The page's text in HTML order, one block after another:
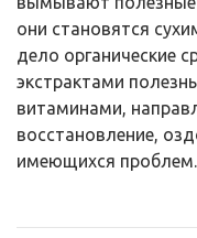
они становятся
дело органические
экстрактами
витаминами,
восстановление,
имеющихся проблем.